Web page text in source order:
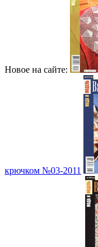
Новое на сайте:
крючком №03-2011